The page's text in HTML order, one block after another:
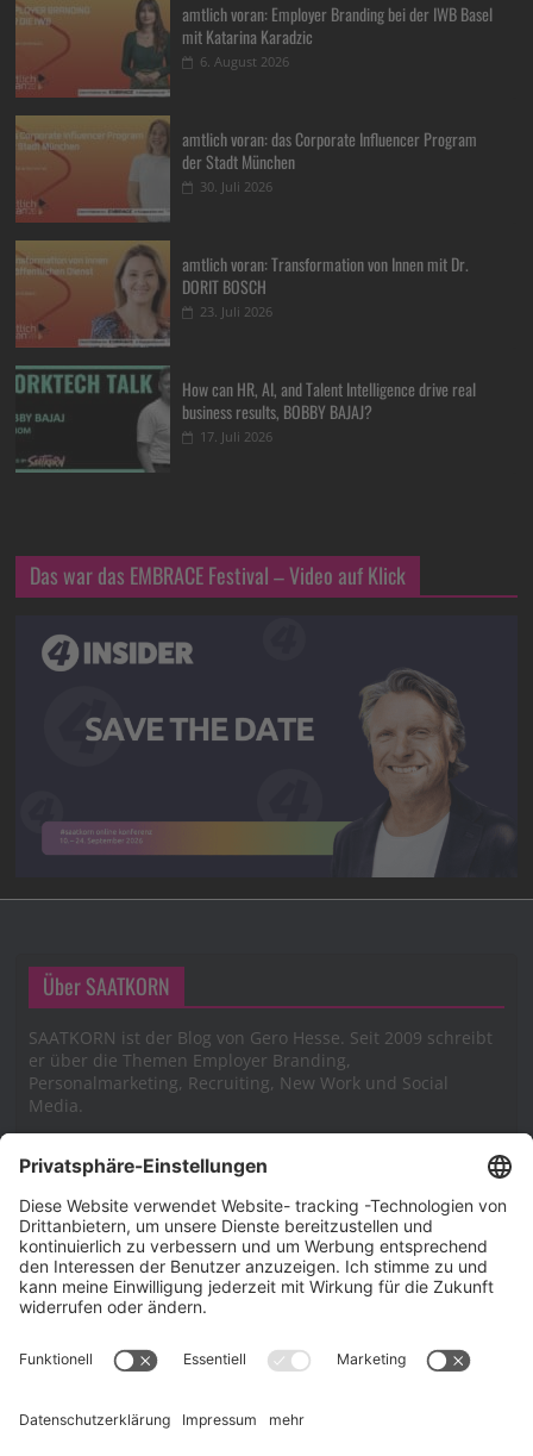
amtlich voran: Employer Branding bei der IWB Basel
mit Katarina Karadzic
6. August 2026
amtlich voran: das Corporate Influencer Program
der Stadt München
30. Juli 2026
amtlich voran: Transformation von Innen mit Dr.
DORIT BOSCH
23. Juli 2026
How can HR, AI, and Talent Intelligence drive real
business results, BOBBY BAJAJ?
17. Juli 2026
Das war das EMBRACE Festival – Video auf Klick
Über SAATKORN
SAATKORN ist der Blog von Gero Hesse. Seit 2009 schreibt
er über die Themen Employer Branding,
Personalmarketing, Recruiting, New Work und Social
Media.
Impressum
Impressum
Cookie-Richtlinie (EU)